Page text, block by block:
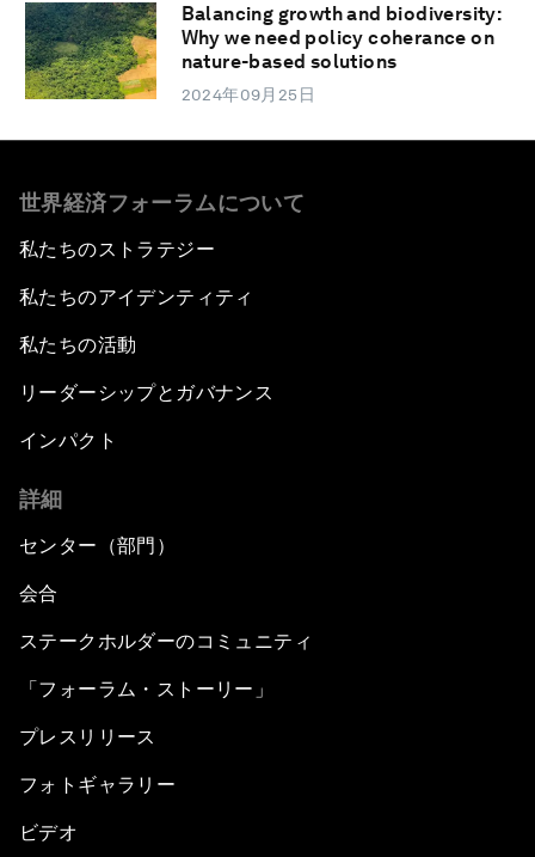
Balancing growth and biodiversity:
Why we need policy coherance on
nature-based solutions
2024年09月25日
世界経済フォーラムについて
私たちのストラテジー
私たちのアイデンティティ
私たちの活動
リーダーシップとガバナンス
インパクト
詳細
センター（部門）
会合
ステークホルダーのコミュニティ
「フォーラム・ストーリー」
プレスリリース
フォトギャラリー
ビデオ